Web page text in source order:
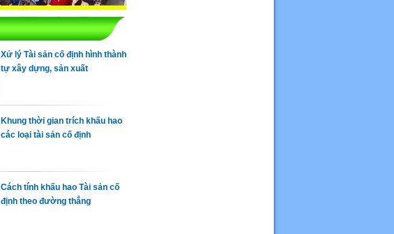
Xử lý Tài sản cố định hình thành
tự xây dựng, sản xuất
Khung thời gian trích khấu hao
các loại tài sản cố định
Cách tính khấu hao Tài sản cố
định theo đường thẳng